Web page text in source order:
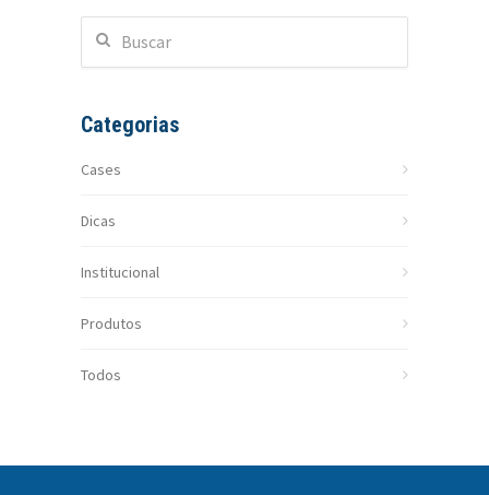
Categorias
Cases
Dicas
Institucional
Produtos
Todos